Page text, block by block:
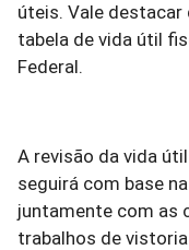
úteis. Vale
tabela de vida útil
Federal.
A revisão da vida
seguirá com base
juntamente com as
trabalhos de